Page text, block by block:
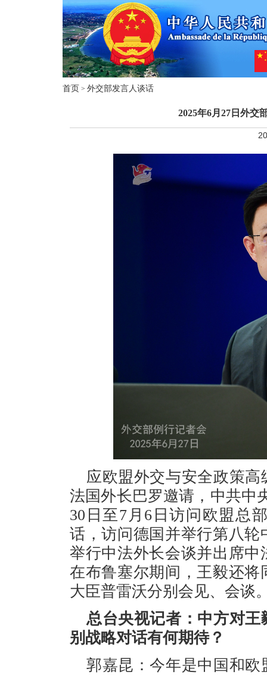
首页 > 外交部发言人谈话
2025年6月27日外交
应欧盟外交与安全政策
法国外长巴罗邀请，中共中
30日至7月6日访问欧盟总
话，访问德国并举行第八
举行中法外长会谈并出席
在布鲁塞尔期间，王毅还
大臣普雷沃分别会见、会谈
总台央视记者：中方对
别战略对话有何期待？
郭嘉昆：今年是中国和